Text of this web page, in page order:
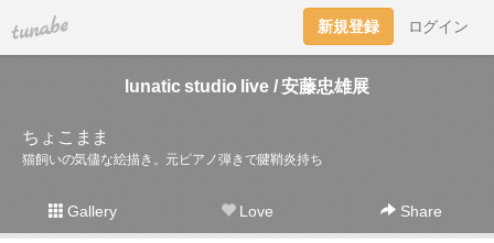
tuna.be 新規登録 ログイン
lunatic studio live / 安藤忠雄展
ちょこまま
猫飼いの気儘な絵描き。元ピアノ弾きで腱鞘炎持ち
Gallery Love Share